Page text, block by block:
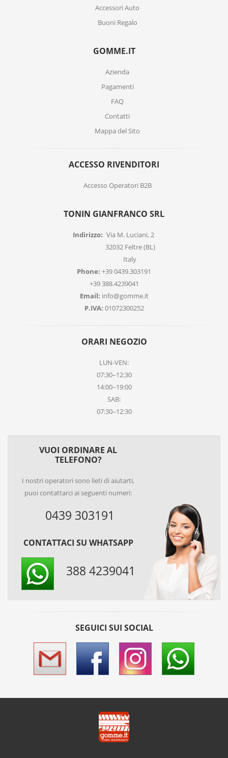
Accessori Auto
Buoni Regalo
GOMME.IT
Azienda
Pagamenti
FAQ
Contatti
Mappa del Sito
ACCESSO RIVENDITORI
Accesso Operatori B2B
TONIN GIANFRANCO SRL
Indirizzo: Via M. Luciani, 2
32032 Feltre (BL)
Italy
Phone: +39 0439.303191
+39 388.4239041
Email: info@gomme.it
P.IVA: 01072300252
ORARI NEGOZIO
LUN-VEN:
07:30–12:30
14:00–19:00
SAB:
07:30–12:30
VUOI ORDINARE AL
TELEFONO?
I nostri operatori sono lieti di aiutarti,
puoi contattarci ai seguenti numeri:
0439 303191
CONTATTACI SU WHATSAPP
388 4239041
SEGUICI SUI SOCIAL